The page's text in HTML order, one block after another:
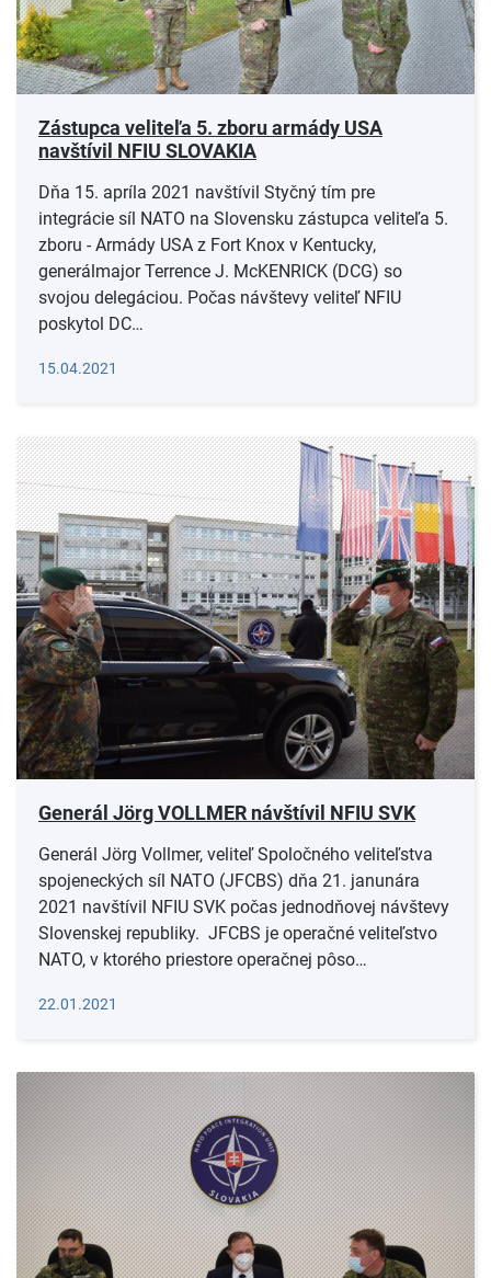
Zástupca veliteľa 5. zboru armády USA
navštívil NFIU SLOVAKIA
Dňa 15. apríla 2021 navštívil Styčný tím pre
integrácie síl NATO na Slovensku zástupca veliteľa 5.
zboru - Armády USA z Fort Knox v Kentucky,
generálmajor Terrence J. McKENRICK (DCG) so
svojou delegáciou. Počas návštevy veliteľ NFIU
poskytol DC…
15.04.2021
Generál Jörg VOLLMER návštívil NFIU SVK
Generál Jörg Vollmer, veliteľ Spoločného veliteľstva
spojeneckých síl NATO (JFCBS) dňa 21. janunára
2021 navštívil NFIU SVK počas jednodňovej návštevy
Slovenskej republiky. JFCBS je operačné veliteľstvo
NATO, v ktorého priestore operačnej pôso…
22.01.2021